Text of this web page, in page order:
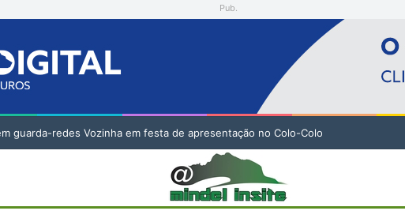
Pub.
– Ação Especial de Sandra Helena Monteiro Lima (2. pub)